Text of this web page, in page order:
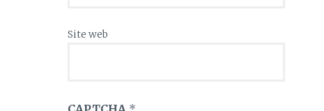
Site web